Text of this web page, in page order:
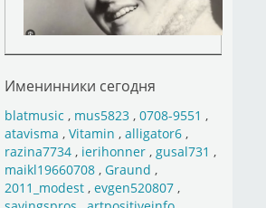
Именинники сегодня
blatmusic , mus5823, 0708-9551 ,
atavisma , Vitamin , alligator6,
razina7734, ierihonner, gusal731 ,
maikl19660708, Graund ,
2011_modest, evgen520807,